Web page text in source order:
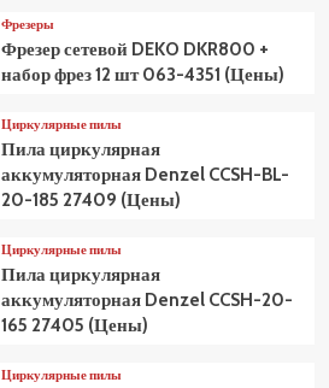
Фрезеры
Фрезер сетевой DEKO DKR800 +
набор фрез 12 шт 063-4351 (Цены)
Циркулярные пилы
Пила циркулярная
аккумуляторная Denzel CCSH-BL-
20-185 27409 (Цены)
Циркулярные пилы
Пила циркулярная
аккумуляторная Denzel CCSH-20-
165 27405 (Цены)
Циркулярные пилы